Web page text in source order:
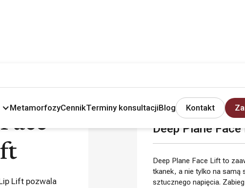
MetamorfozyCennikTerminy konsultacjiBlog Kontakt
Lift pozwala
Deep Plane
Deep Plane Face Lift to
tkanek, a nie tylko na samą
sztucznego napięcia.